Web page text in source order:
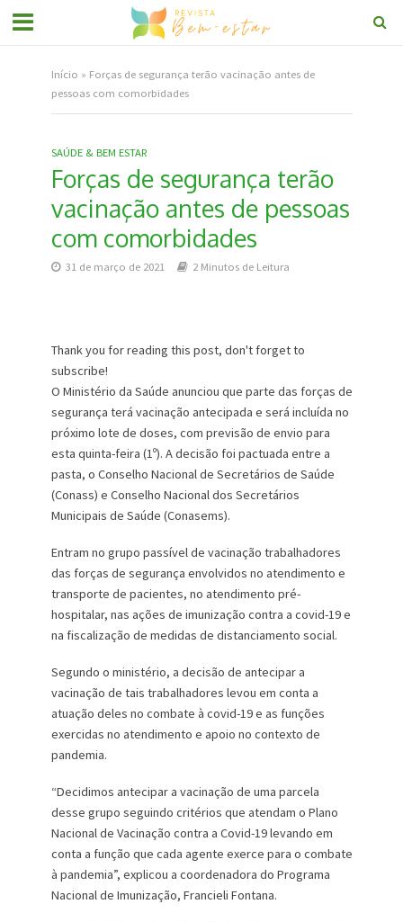
Início » Forças de segurança terão vacinação antes de
pessoas com comorbidades
SAÚDE & BEM ESTAR
Forças de segurança terão
vacinação antes de pessoas
com comorbidades
31 de março de 2021 2 Minutos de Leitura
Thank you for reading this post, don't forget to
subscribe!
O Ministério da Saúde anunciou que parte das forças de
segurança terá vacinação antecipada e será incluída no
próximo lote de doses, com previsão de envio para
esta quinta-feira (1º). A decisão foi pactuada entre a
pasta, o Conselho Nacional de Secretários de Saúde
(Conass) e Conselho Nacional dos Secretários
Municipais de Saúde (Conasems).
Entram no grupo passível de vacinação trabalhadores
das forças de segurança envolvidos no atendimento e
transporte de pacientes, no atendimento pré-
hospitalar, nas ações de imunização contra a covid-19 e
na fiscalização de medidas de distanciamento social.
Segundo o ministério, a decisão de antecipar a
vacinação de tais trabalhadores levou em conta a
atuação deles no combate à covid-19 e as funções
exercidas no atendimento e apoio no contexto de
pandemia.
“Decidimos antecipar a vacinação de uma parcela
desse grupo seguindo critérios que atendam o Plano
Nacional de Vacinação contra a Covid-19 levando em
conta a função que cada agente exerce para o combate
à pandemia”, explicou a coordenadora do Programa
Nacional de Imunização, Francieli Fontana.